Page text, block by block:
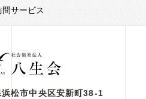
問サービス
松市中央区安新町38-1